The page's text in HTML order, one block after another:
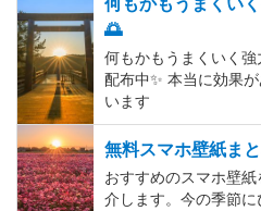
🌅
何もかもうまくいく
配布中✨️ 本当に効果
います
無料スマホ壁紙まと
おすすめのスマホ壁
介します。今の季節